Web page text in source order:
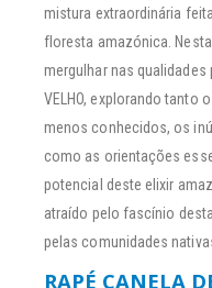
mistura extraordinária
floresta amazónica.
mergulhar nas qualidades
VELHO, explorando
menos conhecidos, os
como as orientações
potencial deste elixir
atraído pelo fascínio
pelas comunidades
RAPÉ CANELA